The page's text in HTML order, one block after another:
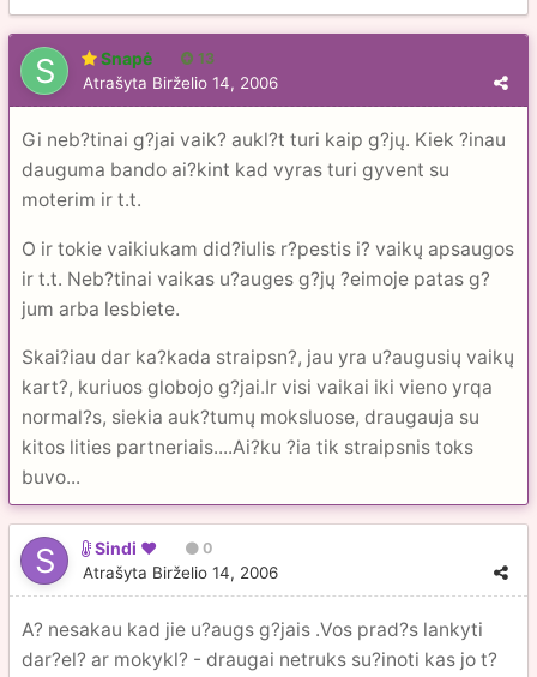
Snapė 13
Atrašyta Birželio 14, 2006
Gi neb?tinai g?jai vaik? aukl?t turi kaip g?jų. Kiek ?inau
dauguma bando ai?kint kad vyras turi gyvent su
moterim ir t.t.
O ir tokie vaikiukam did?iulis r?pestis i? vaikų apsaugos
ir t.t. Neb?tinai vaikas u?auges g?jų ?eimoje patas g?
jum arba lesbiete.
Skai?iau dar ka?kada straipsn?, jau yra u?augusių vaikų
kart?, kuriuos globojo g?jai.Ir visi vaikai iki vieno yrqa
normal?s, siekia auk?tumų moksluose, draugauja su
kitos lities partneriais....Ai?ku ?ia tik straipsnis toks
buvo...
Sindi ♥ 0
Atrašyta Birželio 14, 2006
A? nesakau kad jie u?augs g?jais .Vos prad?s lankyti
dar?el? ar mokykl? - draugai netruks su?inoti kas jo t?